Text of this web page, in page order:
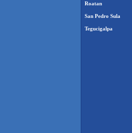
Roatan
San Pedro Sula
Tegucigalpa